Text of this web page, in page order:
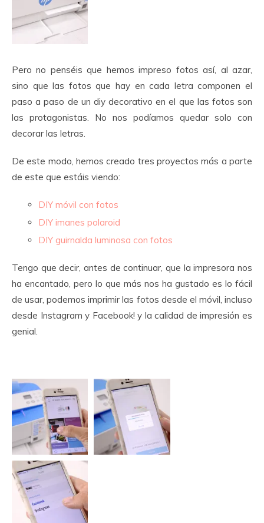
Pero no penséis que hemos impreso fotos así, al azar,
sino que las fotos que hay en cada letra componen el
paso a paso de un diy decorativo en el que las fotos son
las protagonistas. No nos podíamos quedar solo con
decorar las letras.
De este modo, hemos creado tres proyectos más a parte
de este que estáis viendo:
DIY móvil con fotos
DIY imanes polaroid
DIY guirnalda luminosa con fotos
Tengo que decir, antes de continuar, que la impresora nos
ha encantado, pero lo que más nos ha gustado es lo fácil
de usar, podemos imprimir las fotos desde el móvil, incluso
desde Instagram y Facebook! y la calidad de impresión es
genial.